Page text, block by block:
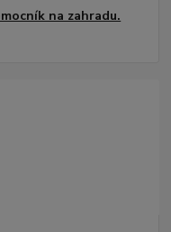
na zahradu.